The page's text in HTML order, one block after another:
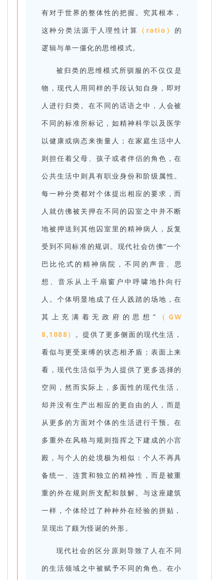
有对于世界的整体性的把握。究其根本，
这种分类法源于人理性计算 （ratio） 的
逻辑与单一僵化的思维模式。
被归类的思维模式所驯服的不仅仅是
物，现代人用同样的手段认知自身，即对
人进行归类。在不同的话语之中，人会被
不同的标准所标记，如精神科学以及医学
以健康或病态来衡量人；在家庭生活中人
则担任着父母、孩子或者伴侣的角色，在
公共生活中则具有职业身份和阶级属性。
每一种分类都对个体提出相应的要求，而
人就仿佛被关押在不同的囚室之中并不断
地被押送到其他囚室里的精神病人，反复
受到不同标准的规训。现代社会仿佛“一个
巴比伦式的精神病院，不同的声音、思
想、音乐从上千扇窗户中呼啸地扑向行
人。个体明显地成了任人践踏的场地，在
其上充满着无政府的思想” （GW
8,1088）
。提供了更多侧面的现代生活，
看似与更受束缚的状态相矛盾；表面上来
看，现代生活似乎为人提供了更多选择的
空间，然而实际上，多面性的现代生活，
却并没有生产出相应的更自由的人，而是
从更多的方面对个体的生活进行干预。在
多重外在风格与规则指挥之下建成的小宫
殿，与个人的处境极为相似：个人不再具
备统一、连贯和独立的精神性，而是被重
重的外在规则所支配和肢解。与这座建筑
一样，个体经过了种种外在经验的拼贴，
呈现出了颇为怪诞的外形。
现代社会的区分原则导致了人在不同
的生活领域之中被赋予不同的角色。在小